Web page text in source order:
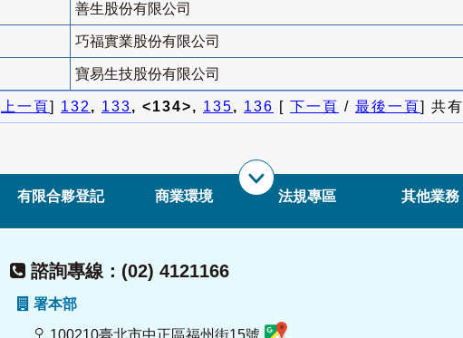
善生股份有限公司
巧福實業股份有限公司
寶易生技股份有限公司
上一頁] 132, 133, <134>, 135, 136 [ 下一頁 / 最後一頁] 共有
有限合夥登記 商業環境 法規專區 其他業務
諮詢專線：(02) 4121166
署本部